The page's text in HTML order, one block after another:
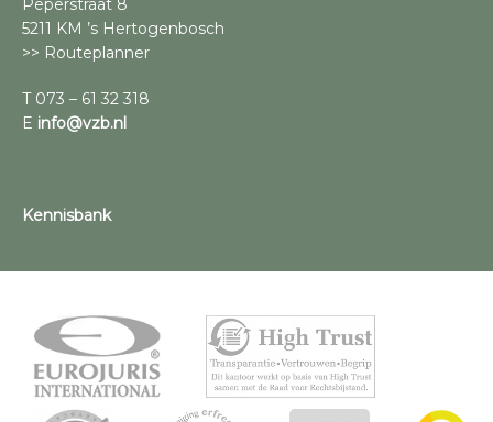
Peperstraat 8
5211 KM ’s Hertogenbosch
>> Routeplanner
T 073 – 61 32 318
E info@vzb.nl
Kennisbank